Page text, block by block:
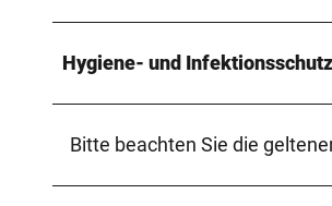
Hygiene- und
Bitte beachten Sie die